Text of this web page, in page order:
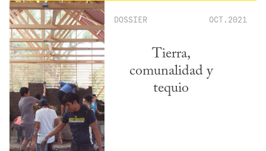
DOSSIER OCT.2021
Tierra,
comunalidad y
tequio